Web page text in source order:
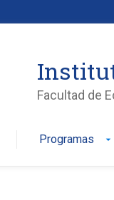
Facultad de
Programas arrow_drop_down